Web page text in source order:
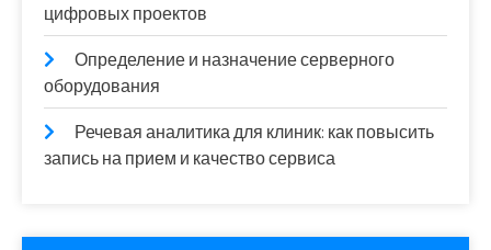
цифровых проектов
Определение и назначение серверного
оборудования
Речевая аналитика для клиник: как повысить
запись на прием и качество сервиса